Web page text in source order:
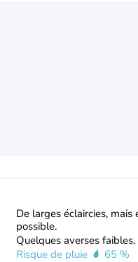
De larges éclaircies,
possible.
Quelques averses faibles.
Risque de pluie
65 %